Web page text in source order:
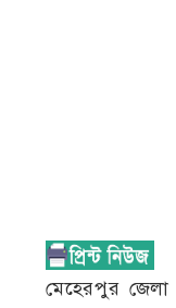
মেহেরপুর জেলা